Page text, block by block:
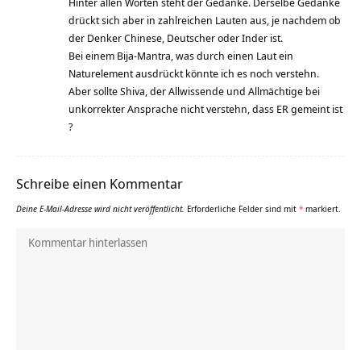
drückt sich aber in zahlreichen Lauten aus, je nachdem ob
der Denker Chinese, Deutscher oder Inder ist.
Bei einem Bija-Mantra, was durch einen Laut ein
Naturelement ausdrückt könnte ich es noch verstehn.
Aber sollte Shiva, der Allwissende und Allmächtige bei
unkorrekter Ansprache nicht verstehn, dass ER gemeint ist
?
Schreibe einen Kommentar
Deine E-Mail-Adresse wird nicht veröffentlicht. Erforderliche Felder sind mit * markiert.